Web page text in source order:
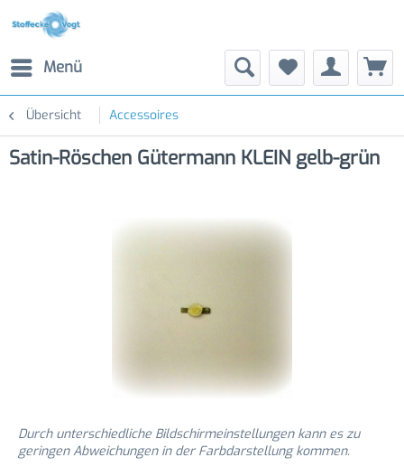
Menü
Übersicht Accessoires
Satin-Röschen Gütermann KLEIN gelb-grün
Durch unterschiedliche Bildschirmeinstellungen kann es zu
geringen Abweichungen in der Farbdarstellung kommen.